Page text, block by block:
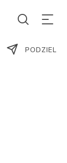
PODZIEL